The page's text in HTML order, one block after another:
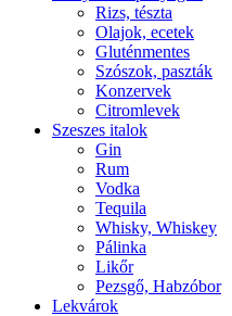
Rizs, tészta
Olajok, ecetek
Gluténmentes
Szószok, paszták
Konzervek
Citromlevek
Szeszes italok
Gin
Rum
Vodka
Tequila
Whisky, Whiskey
Pálinka
Likőr
Pezsgő, Habzóbor
Lekvárok